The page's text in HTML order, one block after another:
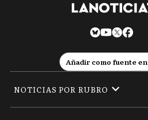
Añadir como fuente en
NOTICIAS POR RUBRO